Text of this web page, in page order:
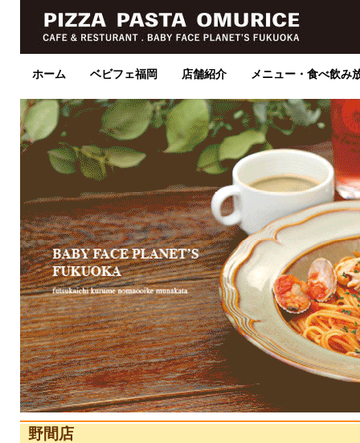
ホーム ベビフェ福岡 店舗紹介 メニュー・食べ飲み
野間店